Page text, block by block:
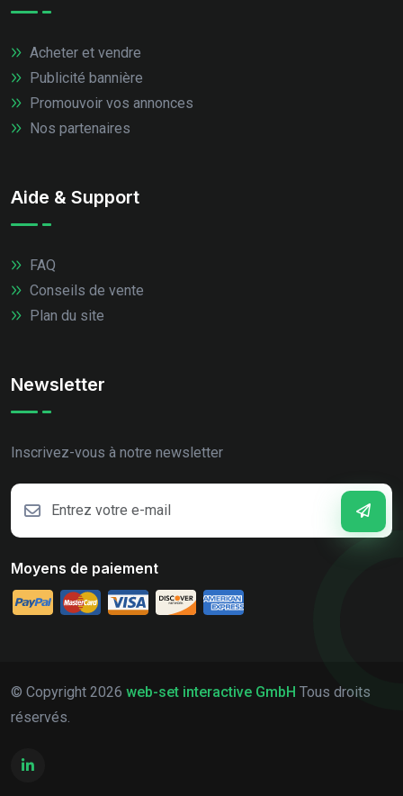
Acheter et vendre
Publicité bannière
Promouvoir vos annonces
Nos partenaires
Aide & Support
FAQ
Conseils de vente
Plan du site
Newsletter
Inscrivez-vous à notre newsletter
Moyens de paiement
© Copyright 2026 web-set interactive GmbH Tous droits
réservés.